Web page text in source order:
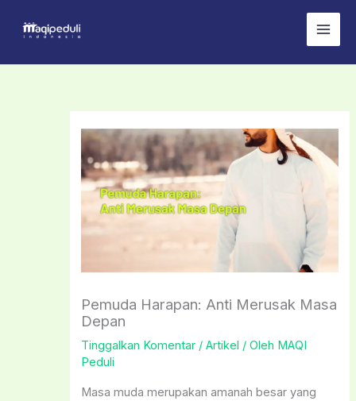
Pemuda Harapan: Anti Merusak Masa
Depan
Tinggalkan Komentar /Artikel / Oleh MAQI
Peduli
Masa muda merupakan amanah besar yang